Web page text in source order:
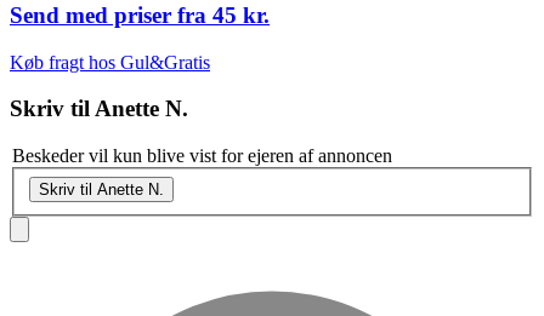
Send med priser fra 45 kr.
Køb fragt hos Gul&Gratis
Skriv tilAnette N.
Beskeder vil kun blive vist for ejeren af annoncen
Skriv til Anette N.